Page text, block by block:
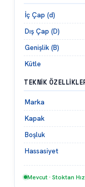
İç Çap (d)
Dış Çap (D)
Genişlik (B)
Kütle
TEKNIK
Marka
Kapak
Boşluk
Hassasiyet
Mevcut · Stoktan